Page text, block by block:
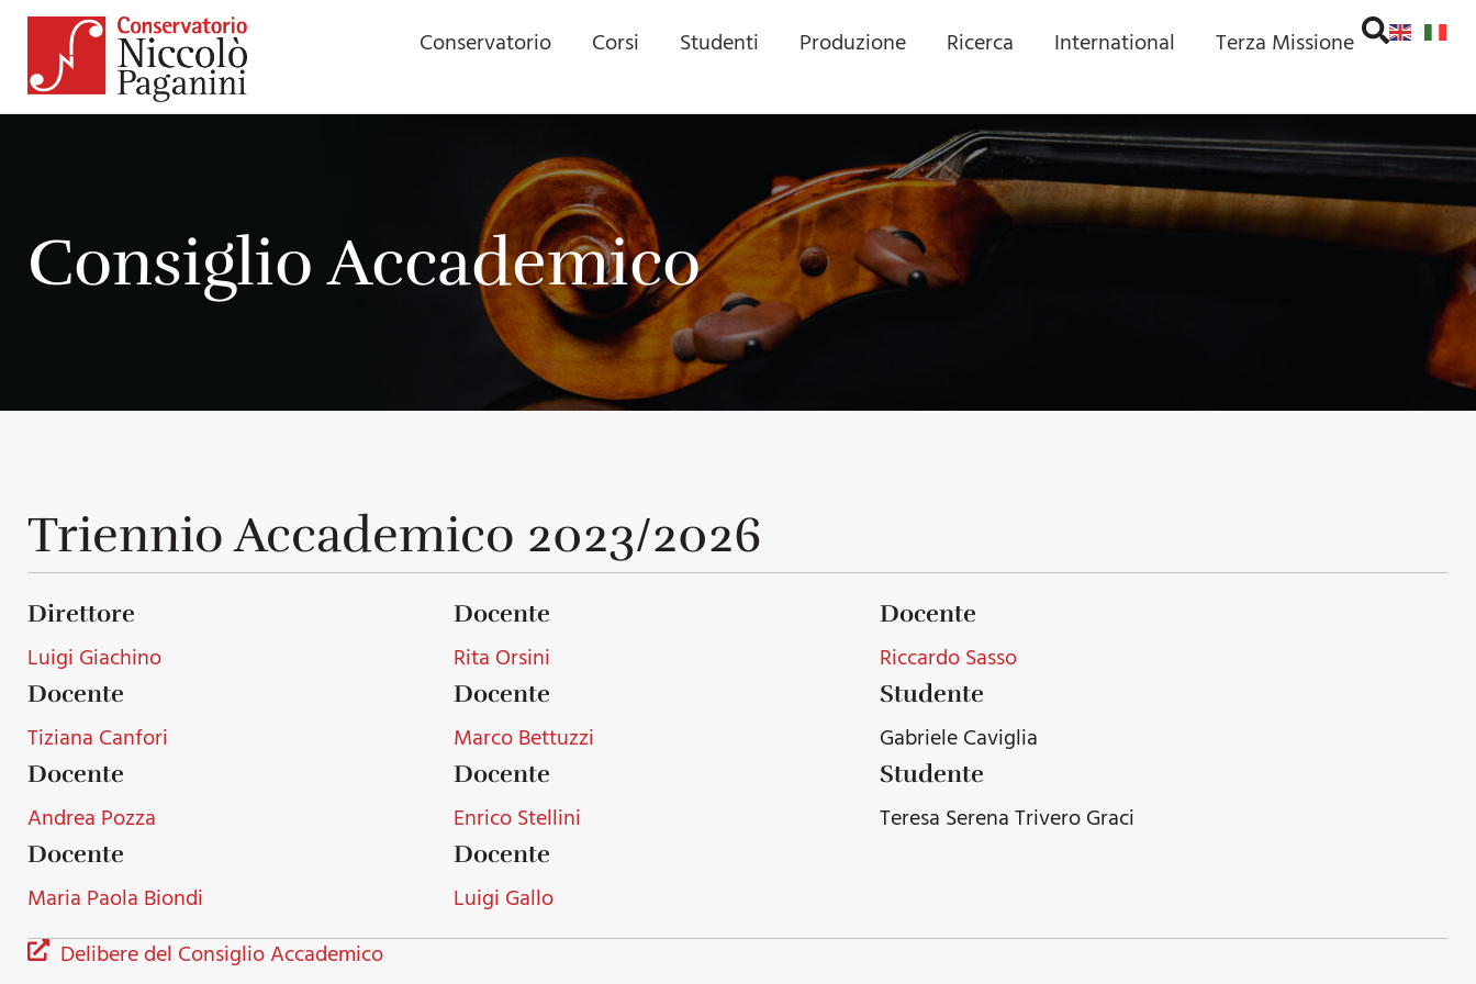
contenuto
Conservatorio Corsi Studenti Produzione Ricerca International Terza Missione
Consiglio Accademico
Triennio Accademico 2023/2026
Direttore
Luigi Giachino
Docente
Tiziana Canfori
Docente
Andrea Pozza
Docente
Maria Paola Biondi
Docente
Rita Orsini
Docente
Marco Bettuzzi
Docente
Enrico Stellini
Docente
Luigi Gallo
Docente
Riccardo Sasso
Studente
Gabriele Caviglia
Studente
Teresa Serena Trivero Graci
Delibere del Consiglio Accademico